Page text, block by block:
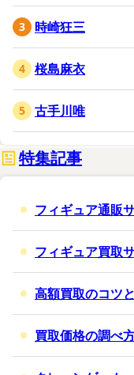
時崎狂三
桜島麻衣
古手川唯
特集記事
フィギュア通販
フィギュア買取
高額買取のコツ
買取価格の調べ